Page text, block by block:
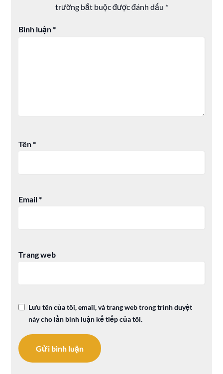
trường bắt buộc được đánh dấu *
Bình luận*
Tên*
Email*
Trang web
Lưu tên của tôi, email, và trang web trong trình duyệt
này cho lần bình luận kế tiếp của tôi.